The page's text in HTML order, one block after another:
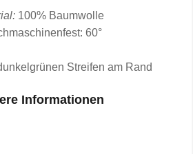
100% Baumwolle
60°
Streifen am Rand
Informationen